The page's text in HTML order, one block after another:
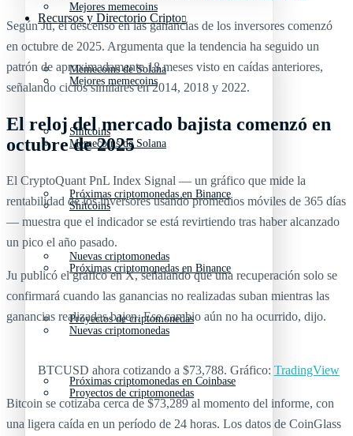
Mejores memecoins
Memecoins de Solana
Shitcoins
Próximas criptomonedas en Binance
Nuevas criptomonedas
Proyectos de criptomonedas
Próximas criptomonedas en Coinbase
Recursos y Directorio Cripto
Mejores memecoins
Memecoins de Solana
Shitcoins
Próximas criptomonedas en Binance
Nuevas criptomonedas
Proyectos de criptomonedas
Según Ju, el descenso en las ganancias de los inversores comenzó
en octubre de 2025. Argumenta que la tendencia ha seguido un
patrón de aproximadamente 18 meses visto en caídas anteriores,
señalando ciclos similares en 2014, 2018 y 2022.
El reloj del mercado bajista comenzó en
octubre de 2025
El CryptoQuant PnL Index Signal — un gráfico que mide la
rentabilidad de los inversores usando promedios móviles de 365 días
— muestra que el indicador se está revirtiendo tras haber alcanzado
un pico el año pasado.
Ju publicó el gráfico en X, señalando que una recuperación solo se
confirmará cuando las ganancias no realizadas suban mientras las
ganancias realizadas bajen. Ese cambio aún no ha ocurrido, dijo.
BTCUSD ahora cotizando a $73,788. Gráfico: TradingView
Bitcoin se cotizaba cerca de $73,289 al momento del informe, con
una ligera caída en un período de 24 horas. Los datos de CoinGlass